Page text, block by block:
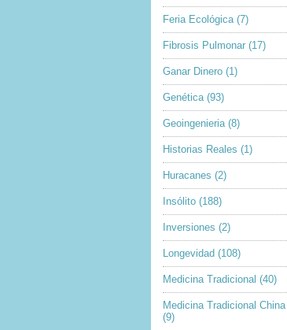
Feria Ecológica (7)
Fibrosis Pulmonar (17)
Ganar Dinero (1)
Genética (93)
Geoingenieria (8)
Historias Reales (1)
Huracanes (2)
Insólito (188)
Inversiones (2)
Longevidad (108)
Medicina Tradicional (40)
Medicina Tradicional China
(9)